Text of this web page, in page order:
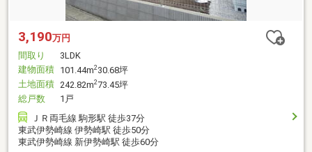
3,190万円
間取り
3LDK
建物面積 101.44m230.68坪
土地面積 242.82m273.45坪
総戸数
1戸
ＪＲ両毛線 駒形駅 徒歩37分
東武伊勢崎線 伊勢崎駅 徒歩50分
東武伊勢崎線 新伊勢崎駅 徒歩60分